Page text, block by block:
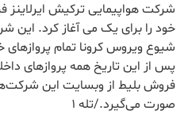
شرکت هواپیمایی ترکیش
خود را برای یک می آغاز کرد. این
پس از این تاریخ همه پروازهای
فروش بلیط از وبسایت این
صورت می‌گیرد./تله 1